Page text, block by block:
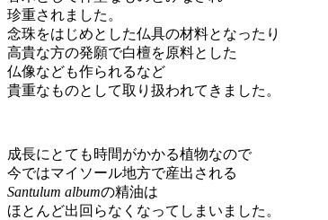
珍重されました。
念珠をはじめとした仏具の材料となったり
高貴な方の発願で白檀を原料とした
仏像なども作られるなど
貴重なものとして取り扱われてきました。
成長にとても時間がかかる植物なので
今ではマイソール地方で産出される
Santulum albumの精油は
ほとんど出回らなくなってしまいました。